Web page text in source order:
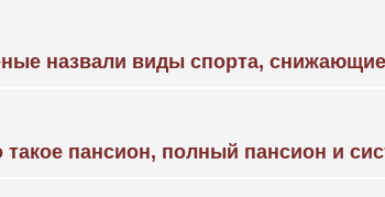
назвали виды спорта,
такое пансион, полный пансион и